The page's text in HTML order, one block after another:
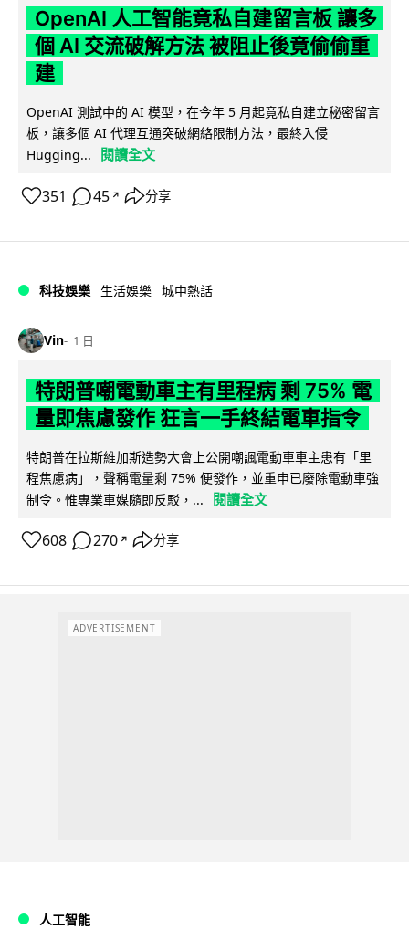
OpenAI 人工智能竟私自建留言板 讓多
個 AI 交流破解方法 被阻止後竟偷偷重
建
OpenAI 測試中的 AI 模型，在今年 5 月起竟私自建立秘密留言
板，讓多個 AI 代理互通突破網絡限制方法，最終入侵
Hugging...
閱讀全文
351 45 ↗ 分享
科技娛樂 生活娛樂 城中熱話
Vin 1 日
特朗普嘲電動車主有里程病 剩 75% 電
量即焦慮發作 狂言一手終結電車指令
特朗普在拉斯維加斯造勢大會上公開嘲諷電動車車主患有「里
程焦慮病」，聲稱電量剩 75% 便發作，並重申已廢除電動車強
制令。惟專業車媒隨即反駁，...
閱讀全文
608 270 ↗ 分享
ADVERTISEMENT
人工智能